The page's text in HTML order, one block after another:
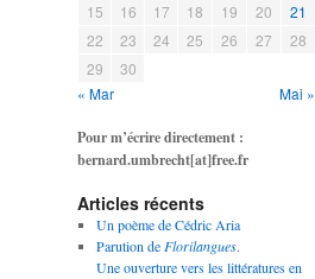
15
16 17 18 19 20
21
22
23 24 25 26 27
28
29
30
« Mar
Mai »
Pour m’écrire directement :
bernard.umbrecht[at]free.fr
Articles récents
Un poème de Cédric Aria
Parution de Florilangues.
Une ouverture vers les littératures en